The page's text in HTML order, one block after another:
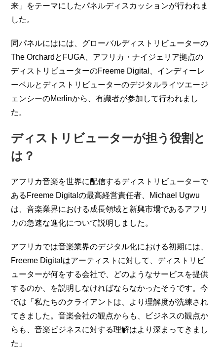
来」をテーマにしたパネルディスカッションが行われま
した。
同パネルにはには、グローバルディストリビューターの
The OrchardとFUGA、アフリカ・ナイジェリア拠点の
ディストリビューターのFreeme Digital、インディーレ
ーベルとディストリビューターのデジタルライツエージ
ェンシーのMerlinから、有識者が参加して行われまし
た。
ディストリビューターが担う役割と
は？
アフリカ音楽を世界に配信するディストリビューターで
あるFreeme Digitalの最高経営責任者、Michael Ugwu
は、音楽業界における成長領域と新興市場であるアフリ
カの急速な進化について説明しました。
アフリカでは音楽業界のデジタル化における初期には、
Freeme Digitalはアーティストに対して、ディストリビ
ューターが何をする会社で、どのようなサービスを提供
するのか、を説明しなければならなかったそうです。今
では「私たちのクライアントは、より理解度が洗練され
てきました。音楽会社の観点からも、ビジネスの観点か
らも、音楽ビジネスに対する理解はより深まってきまし
た」